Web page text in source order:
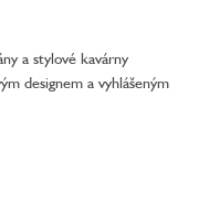
a stylové kavárny
designem a vyhlášeným